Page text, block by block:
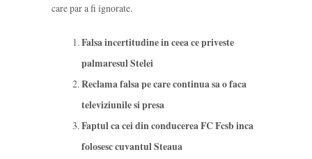
care par a fi ignorate.
Falsa incertitudine in ceea ce priveste
palmaresul Stelei
Reclama falsa pe care continua sa o faca
televiziunile si presa
Faptul ca cei din conducerea FC Fcsb inca
folosesc cuvantul Steaua